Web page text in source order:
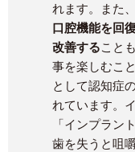
れます。また
口腔機能を回
改善すること
事を楽しむこ
として認知症
れています。
「インプラン
歯を失うと咀